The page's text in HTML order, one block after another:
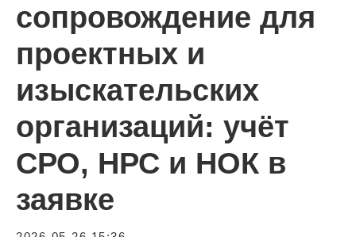
сопровождение для
проектных и
изыскательских
организаций: учёт
СРО, НРС и НОК в
заявке